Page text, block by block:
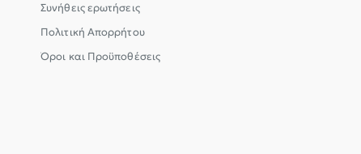
Συνήθεις ερωτήσεις
Πολιτική Απορρήτου
Όροι και Προϋποθέσεις